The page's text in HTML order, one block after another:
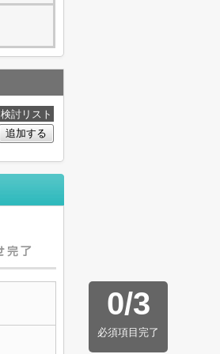
検討リスト
追加する
0/3
必須項目完了